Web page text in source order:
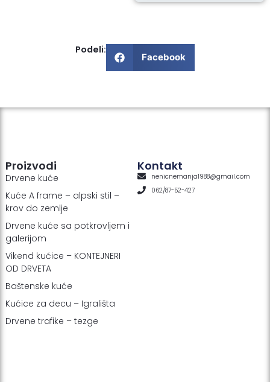
Podeli:
Facebook
Proizvodi
Drvene kuće
Kuće A frame – alpski stil –
krov do zemlje
Drvene kuće sa potkrovljem i
galerijom
Vikend kućice – KONTEJNERI
OD DRVETA
Baštenske kuće
Kućice za decu – Igrališta
Drvene trafike – tezge
Kontakt
nenicnemanja1988@gmail.com
062/87-52-427